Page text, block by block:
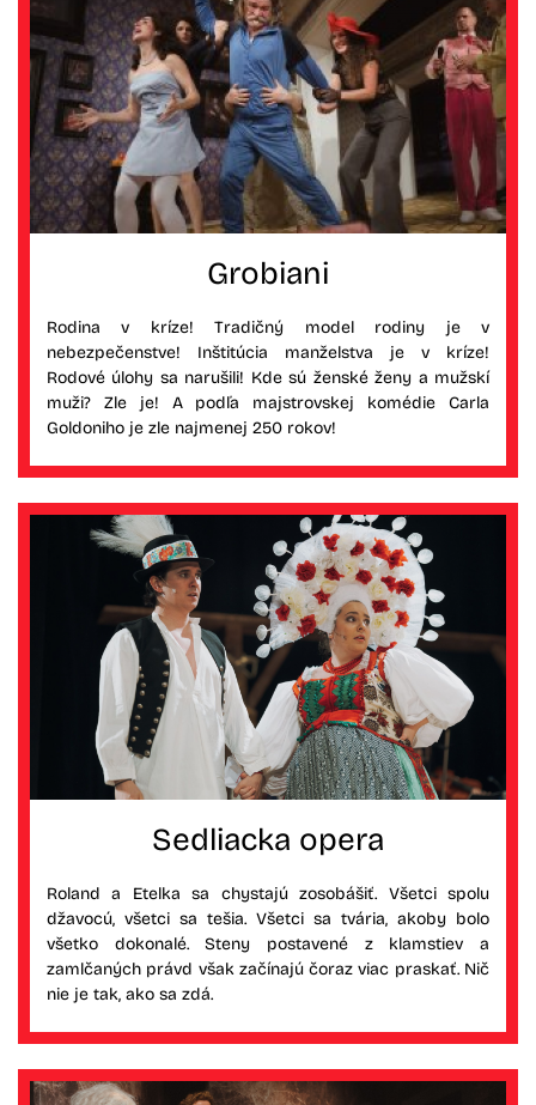
Grobiani
Rodina v kríze! Tradičný model rodiny je v
nebezpečenstve! Inštitúcia manželstva je v kríze!
Rodové úlohy sa narušili! Kde sú ženské ženy a mužskí
muži? Zle je! A podľa majstrovskej komédie Carla
Goldoniho je zle najmenej 250 rokov!
Sedliacka opera
Roland a Etelka sa chystajú zosobášiť. Všetci spolu
džavocú, všetci sa tešia. Všetci sa tvária, akoby bolo
všetko dokonalé. Steny postavené z klamstiev a
zamlčaných právd však začínajú čoraz viac praskať. Nič
nie je tak, ako sa zdá.